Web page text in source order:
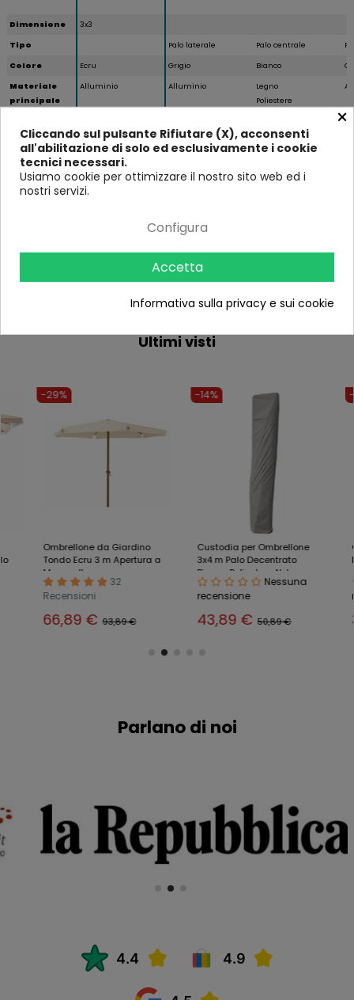
Dimensione
3x3
Tipo
Palo laterale Palo centrale
Colore
Ecru Grigio Bianco
Materiale
principale
Alluminio Alluminio
Legno
Poliestere
Tipo di
Apertura
Manovella
Airvent
Altezza (in
270
328
(in cm)
393
Ultimi visti
-29%
Ombrellone da Giardino
Tondo Ecru 3 m Apertura a
Manovella
32
Recensioni
66,89 €93,89 €
-14%
Custodia per Ombrellone
3x4 m Palo Decentrato
Bianco Poliestere Nylon
Nessuna
recensione
43,89 €50,89 €
-10%
Parlano di noi
×
Cliccando sul pulsante Rifiutare (X), acconsenti
all'abilitazione di solo ed esclusivamente i cookie
tecnici necessari.
Usiamo cookie per ottimizzare il nostro sito web ed i
nostri servizi.
Configura
Accetta
Informativa sulla privacy e sui cookie